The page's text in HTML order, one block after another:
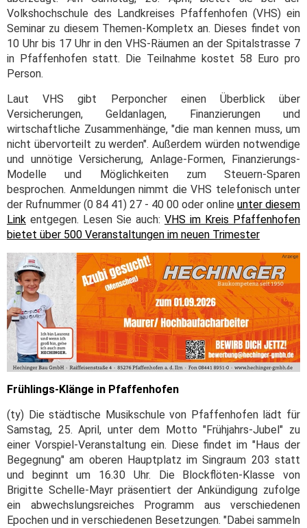
Volkshochschule des Landkreises Pfaffenhofen (VHS) ein
Seminar zu diesem Themen-Kompletx an. Dieses findet von
10 Uhr bis 17 Uhr in den VHS-Räumen an der Spitalstrasse 7
in Pfaffenhofen statt. Die Teilnahme kostet 58 Euro pro
Person.
Laut VHS gibt Perponcher einen Überblick über
Versicherungen, Geldanlagen, Finanzierungen und
wirtschaftliche Zusammenhänge, "die man kennen muss, um
nicht übervorteilt zu werden". Außerdem würden notwendige
und unnötige Versicherung, Anlage-Formen, Finanzierungs-
Modelle und Möglichkeiten zum Steuern-Sparen
besprochen. Anmeldungen nimmt die VHS telefonisch unter
der Rufnummer (0 84 41) 27 - 40 00 oder online unter diesem
Link entgegen. Lesen Sie auch: VHS im Kreis Pfaffenhofen
bietet über 500 Veranstaltungen im neuen Trimester
Frühlings-Klänge in Pfaffenhofen
(ty) Die städtische Musikschule von Pfaffenhofen lädt für
Samstag, 25. April, unter dem Motto "Frühjahrs-Jubel" zu
einer Vorspiel-Veranstaltung ein. Diese findet im "Haus der
Begegnung" am oberen Hauptplatz im Singraum 203 statt
und beginnt um 16.30 Uhr. Die Blockflöten-Klasse von
Brigitte Schelle-Mayr präsentiert der Ankündigung zufolge
ein abwechslungsreiches Programm aus verschiedenen
Epochen und in verschiedenen Besetzungen. "Dabei sammeln